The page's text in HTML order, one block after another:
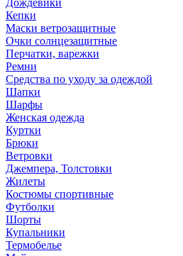
Дождевики
Кепки
Маски ветрозащитные
Очки солнцезащитные
Перчатки, варежки
Ремни
Средства по уходу за одеждой
Шапки
Шарфы
Женская одежда
Куртки
Брюки
Ветровки
Джемпера, Толстовки
Жилеты
Костюмы спортивные
Футболки
Шорты
Купальники
Термобелье